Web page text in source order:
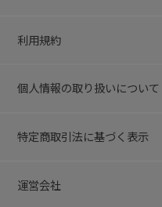
利用規約
個人情報の取り扱いについて
特定商取引法に基づく表示
運営会社